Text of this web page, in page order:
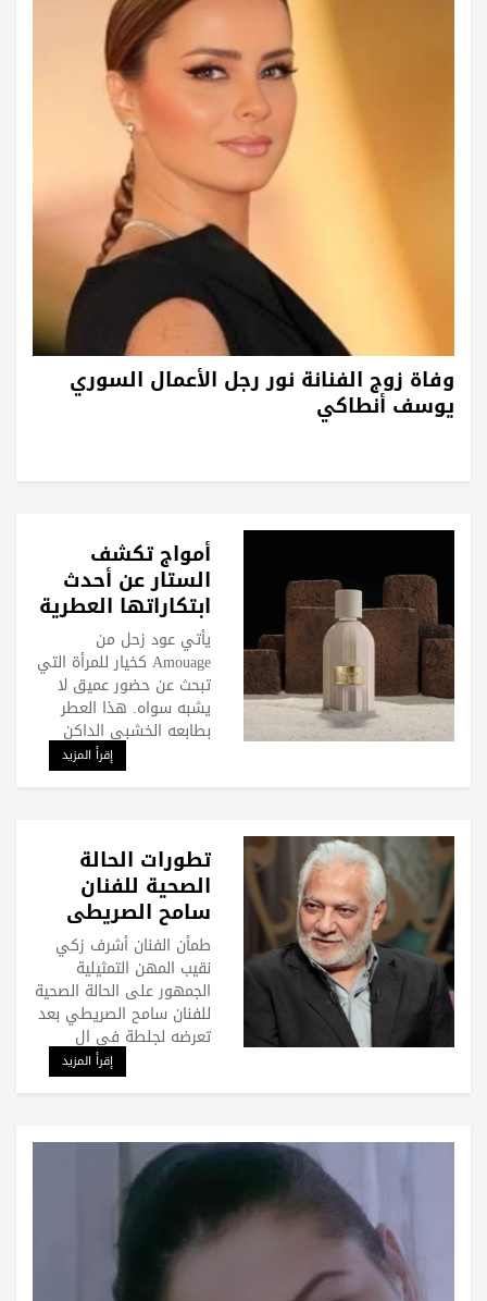
وفاة زوج الفنانة نور رجل الأعمال السوري
يوسف أنطاكي
أمواج تكشف
الستار عن أحدث
ابتكاراتها العطرية
الجديدة "عود زحُل"
يأتي عود زحل من
Amouage كخيار للمرأة التي
تبحث عن حضور عميق لا
يشبه سواه. هذا العطر
بطابعه الخشبي الداكن
إقرأ المزيد
تطورات الحالة
الصحية للفنان
سامح الصريطي
طمأن الفنان أشرف زكي
نقيب المهن التمثيلية
الجمهور على الحالة الصحية
للفنان سامح الصريطي بعد
تعرضه لجلطة في ال
إقرأ المزيد